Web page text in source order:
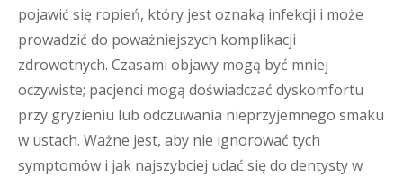
pojawić się ropień, który jest oznaką infekcji i może
prowadzić do poważniejszych komplikacji
zdrowotnych. Czasami objawy mogą być mniej
oczywiste; pacjenci mogą doświadczać dyskomfortu
przy gryzieniu lub odczuwania nieprzyjemnego smaku
w ustach. Ważne jest, aby nie ignorować tych
symptomów i jak najszybciej udać się do dentysty w